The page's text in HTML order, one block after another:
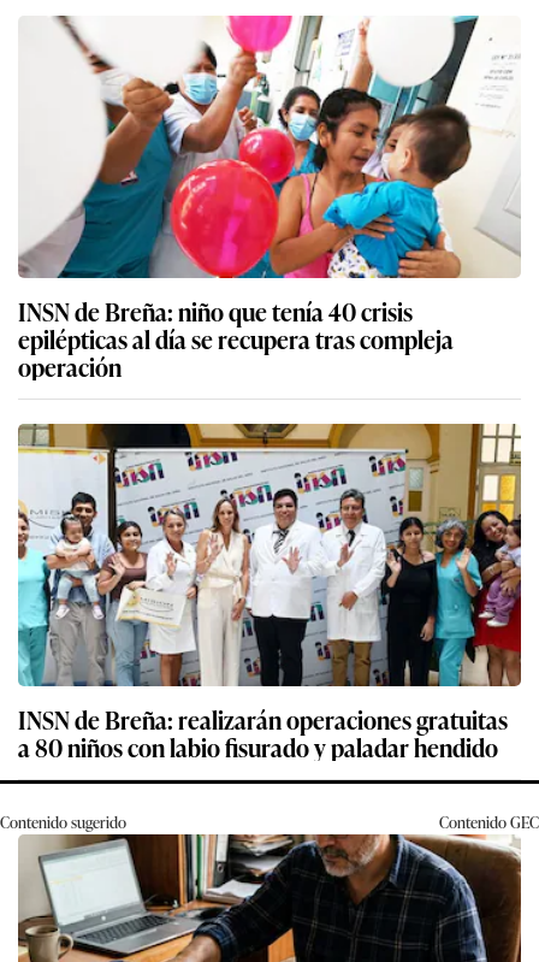
INSN de Breña: niño que tenía 40 crisis
epilépticas al día se recupera tras compleja
operación
INSN de Breña: realizarán operaciones gratuitas
a 80 niños con labio fisurado y paladar hendido
Contenido sugerido ContenidoGEC